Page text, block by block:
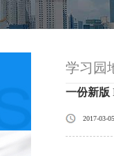
学习园
一份新版
2017-03-05